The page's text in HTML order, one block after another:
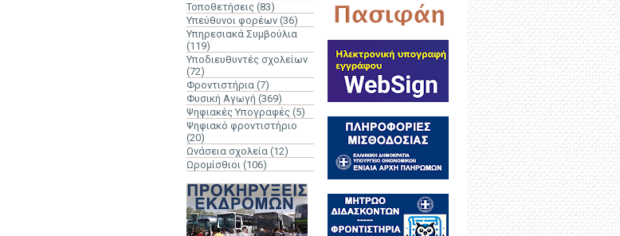
Τοποθετήσεις (83)
Υπεύθυνοι φορέων (36)
Υπηρεσιακά Συμβούλια
(119)
Υποδιευθυντές σχολείων
(72)
Φροντιστήρια (7)
Φυσική Αγωγή (369)
Ψηφιακές Υπογραφές (5)
Ψηφιακό φροντιστήριο
(20)
Ωνάσεια σχολεία (12)
Ωρομίσθιοι (106)